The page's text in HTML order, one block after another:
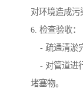
对环境造成污
6. 检查验收：
- 疏通清淤
- 对管道进
堵塞物。